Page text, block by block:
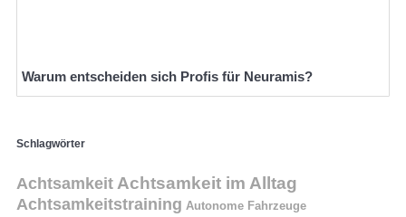
Warum entscheiden sich Profis für Neuramis?
Schlagwörter
AchtsamkeitAchtsamkeit im Alltag
Achtsamkeitstraining Autonome Fahrzeuge